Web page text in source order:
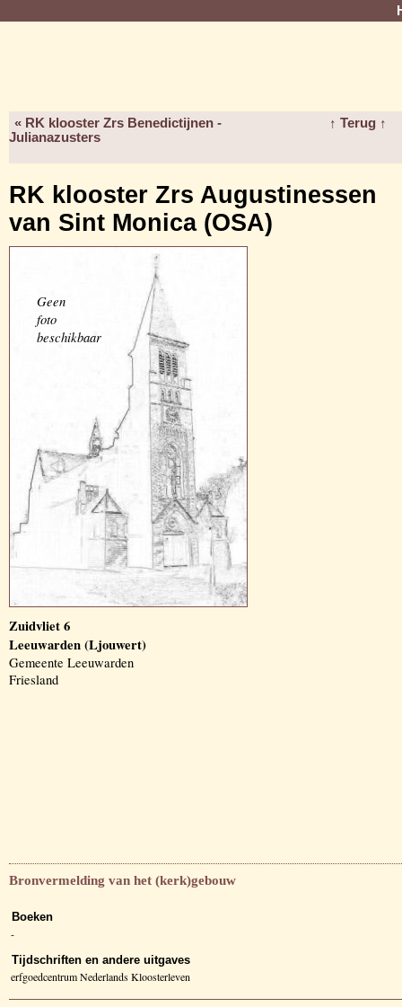
« RK klooster Zrs Benedictijnen -
Julianazusters
↑ Terug ↑
RK klooster Zrs Augustinessen
van Sint Monica (OSA)
Geen
foto
beschikbaar
Zuidvliet 6
Leeuwarden (Ljouwert)
Gemeente Leeuwarden
Friesland
Bronvermelding van het (kerk)gebouw
Boeken
-
Tijdschriften en andere uitgaves
erfgoedcentrum Nederlands Kloosterleven